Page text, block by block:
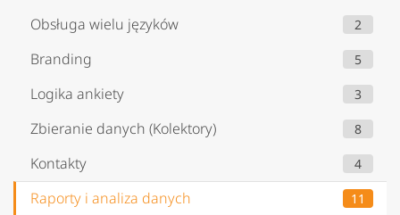
Obsługa wielu języków 2
Branding 5
Logika ankiety 3
Zbieranie danych (Kolektory) 8
Kontakty 4
Raporty i analiza danych 11